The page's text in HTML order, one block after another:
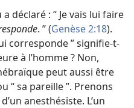
déclaré : “ Je vais lui faire
. ” (Genèse 2:18).
corresponde ” signifie-​t-​
à l’homme ? Non,
peut aussi être
“ sa pareille ”. Prenons
d’un anesthésiste. L’un